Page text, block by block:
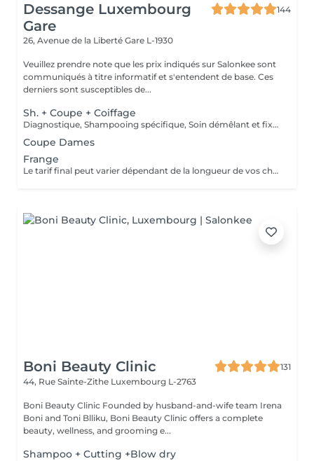
Dessange Luxembourg
Gare
144
26, Avenue de la Liberté Gare L-1930
Veuillez prendre note que les prix indiqués sur Salonkee sont
communiqués à titre informatif et s'entendent de base. Ces
derniers sont susceptibles de...
Sh. + Coupe + Coiffage
Diagnostique, Shampooing spécifique, Soin démêlant et fixation inclus. Veuillez prendre note que les prix indiqués sur Salonkee sont communiqués à titre informatif et s'entendent de base. Ces derniers sont susceptibles de varier selon le diagnostic réalisé à votre arrivée au salon et l'expertise du professionnel à qui vous confiez votre beauté. Dans tous les cas, un devis précis vous sera proposé et toutes réalisations de prestations seront effectuées avec votre accord.
Coupe Dames
Frange
Le tarif final peut varier dépendant de la longueur de vos cheveux ainsi que des soins et produits utilisés.
Boni Beauty Clinic
131
44, Rue Sainte-Zithe Luxembourg L-2763
Boni Beauty Clinic Founded by husband-and-wife team Irena
Boni and Toni Blliku, Boni Beauty Clinic offers a complete
beauty, wellness, and grooming e...
Shampoo + Cutting +Blow dry